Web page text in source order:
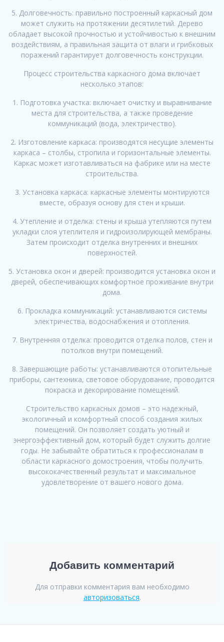
5. Долговечность: правильно построенный каркасный дом
может служить на протяжении десятилетий. Дерево
обладает высокой прочностью и устойчивостью к внешним
воздействиям, а правильная защита от влаги и грибковых
поражений гарантирует долговечность конструкции.
Процесс строительства каркасного дома включает
несколько этапов:
1. Подготовка участка: включает очистку и выравнивание
места для строительства, а также проведение
коммуникаций (вода, электричество).
2. Изготовление каркаса: производятся несущие элементы
каркаса – столбы, стропила и горизонтальные элементы.
Каркас может изготавливаться на фабрике или на месте
строительства.
3. Установка каркаса: каркасные элементы монтируются
вместе, образуя основу для стен и крыши.
4. Утепление и отделка: стены и крыша утепляются путем
укладки слоя утеплителя и гидроизолирующей мембраны.
Затем происходит отделка внутренних и внешних
поверхностей.
5. Установка окон и дверей: производится установка окон и
дверей, обеспечивающих комфортное проживание внутри
дома.
6. Прокладка коммуникаций: устанавливаются системы
электричества, водоснабжения и отопления.
7. Внутренняя отделка: проводится отделка полов, стен и
потолков внутри помещений.
8. Завершающие работы: устанавливаются отопительные
приборы, сантехника, световое оборудование, проводится
покраска и декорирование помещений.
Строительство каркасных домов – это надежный,
экологичный и комфортный способ создания жилых
помещений. Он позволяет создать уютный и
энергоэффективный дом, который будет служить долгие
годы. Не забывайте обратиться к профессионалам в
области каркасного домостроения, чтобы получить
высококачественный результат и максимальное
удовлетворение от вашего нового дома.
Добавить комментарий
Для отправки комментария вам необходимо
авторизоваться.